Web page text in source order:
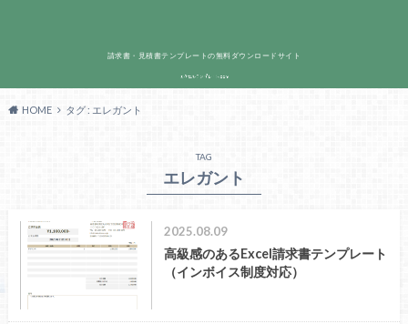
請求書・見積書テンプレートの無料ダウンロードサイト
HOME タグ : エレガント
TAG
エレガント
2025.08.09
高級感のあるExcel請求書テンプレート
（インボイス制度対応）